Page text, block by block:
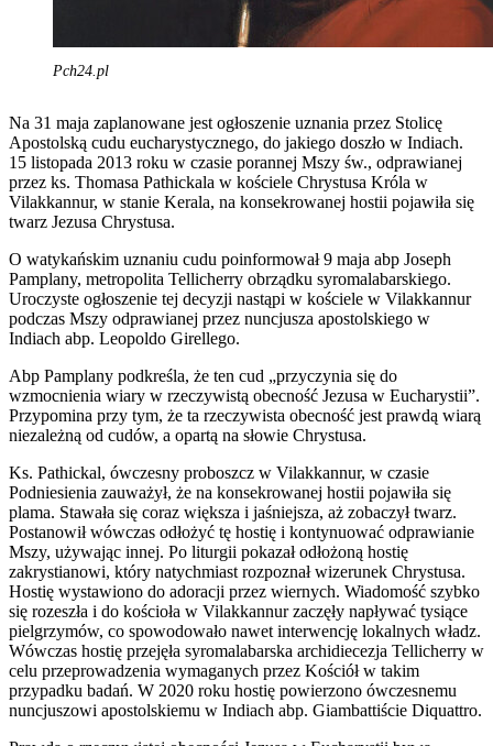
Pch24.pl
Na 31 maja zaplanowane jest ogłoszenie uznania przez Stolicę
Apostolską cudu eucharystycznego, do jakiego doszło w Indiach.
15 listopada 2013 roku w czasie porannej Mszy św., odprawianej
przez ks. Thomasa Pathickala w kościele Chrystusa Króla w
Vilakkannur, w stanie Kerala, na konsekrowanej hostii pojawiła się
twarz Jezusa Chrystusa.
O watykańskim uznaniu cudu poinformował 9 maja abp Joseph
Pamplany, metropolita Tellicherry obrządku syromalabarskiego.
Uroczyste ogłoszenie tej decyzji nastąpi w kościele w Vilakkannur
podczas Mszy odprawianej przez nuncjusza apostolskiego w
Indiach abp. Leopoldo Girellego.
Abp Pamplany podkreśla, że ten cud „przyczynia się do
wzmocnienia wiary w rzeczywistą obecność Jezusa w Eucharystii”.
Przypomina przy tym, że ta rzeczywista obecność jest prawdą wiarą
niezależną od cudów, a opartą na słowie Chrystusa.
Ks. Pathickal, ówczesny proboszcz w Vilakkannur, w czasie
Podniesienia zauważył, że na konsekrowanej hostii pojawiła się
plama. Stawała się coraz większa i jaśniejsza, aż zobaczył twarz.
Postanowił wówczas odłożyć tę hostię i kontynuować odprawianie
Mszy, używając innej. Po liturgii pokazał odłożoną hostię
zakrystianowi, który natychmiast rozpoznał wizerunek Chrystusa.
Hostię wystawiono do adoracji przez wiernych. Wiadomość szybko
się rozeszła i do kościoła w Vilakkannur zaczęły napływać tysiące
pielgrzymów, co spowodowało nawet interwencję lokalnych władz.
Wówczas hostię przejęła syromalabarska archidiecezja Tellicherry w
celu przeprowadzenia wymaganych przez Kościół w takim
przypadku badań. W 2020 roku hostię powierzono ówczesnemu
nuncjuszowi apostolskiemu w Indiach abp. Giambattiście Diquattro.